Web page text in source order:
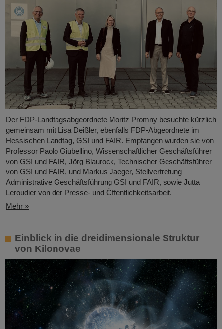
Der FDP-Landtagsabgeordnete Moritz Promny besuchte kürzlich
gemeinsam mit Lisa Deißler, ebenfalls FDP-Abgeordnete im
Hessischen Landtag, GSI und FAIR. Empfangen wurden sie von
Professor Paolo Giubellino, Wissenschaftlicher Geschäftsführer
von GSI und FAIR, Jörg Blaurock, Technischer Geschäftsführer
von GSI und FAIR, und Markus Jaeger, Stellvertretung
Administrative Geschäftsführung GSI und FAIR, sowie Jutta
Leroudier von der Presse- und Öffentlichkeitsarbeit.
Mehr »
Einblick in die dreidimensionale Struktur
von Kilonovae